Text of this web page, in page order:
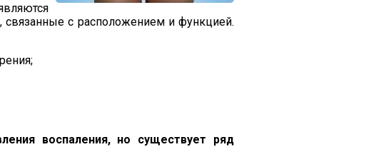
с расположением и функцией.
воспаления, но существует ряд